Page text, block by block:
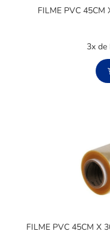
FILME PVC 45CM
3x de
FILME PVC 45CM X